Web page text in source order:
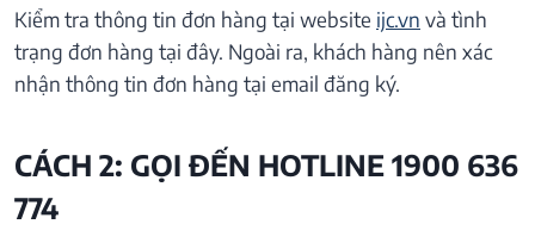
Kiểm tra thông tin đơn hàng tại website ijc.vn và tình
trạng đơn hàng tại đây. Ngoài ra, khách hàng nên xác
nhận thông tin đơn hàng tại email đăng ký.
CÁCH 2: GỌI ĐẾN HOTLINE 1900 636
774